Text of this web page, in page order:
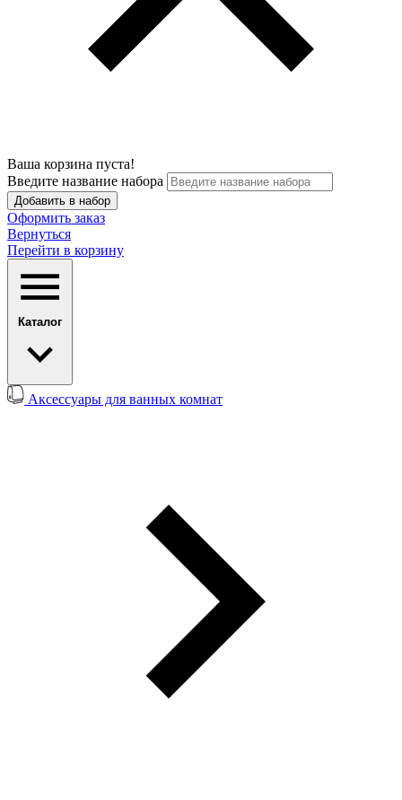
Ваша корзина пуста!
Введите название набора
Добавить в набор
Оформить заказ
Вернуться
Перейти в корзину
Каталог
Аксессуары для ванных комнат